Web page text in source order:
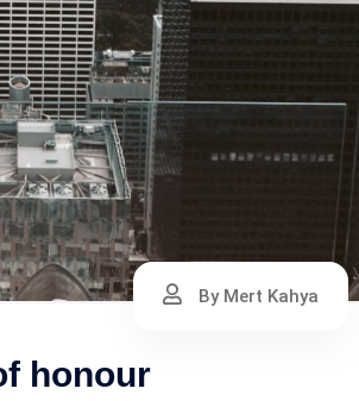
By Mert Kahya
honour